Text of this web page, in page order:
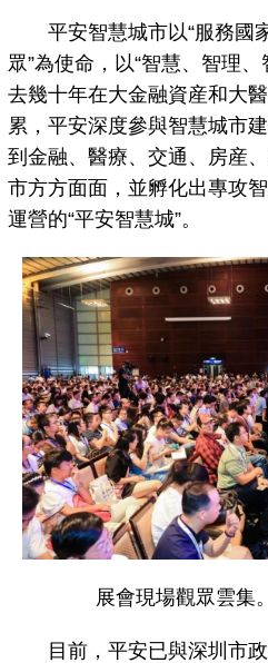
平安智慧城市以“服務國
眾”為使命，以“智慧、智理
去幾十年在大金融資産和大
累，平安深度參與智慧城市
到金融、醫療、交通、房産
市方方面面，並孵化出專攻
運營的“平安智慧城”。
展會現場觀眾雲集
目前，平安已與深圳市政